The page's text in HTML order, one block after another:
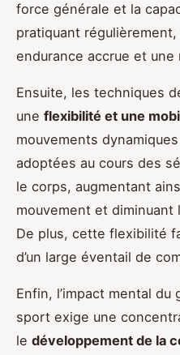
force générale et la
pratiquant
endurance accrue et
Ensuite, les techniques
une flexibilité et une
mouvements
adoptées au cours des
le corps, augmentant
mouvement et
De plus, cette flexibilité
d’un large éventail de
Enfin, l’impact mental
sport exige une
le développement de la